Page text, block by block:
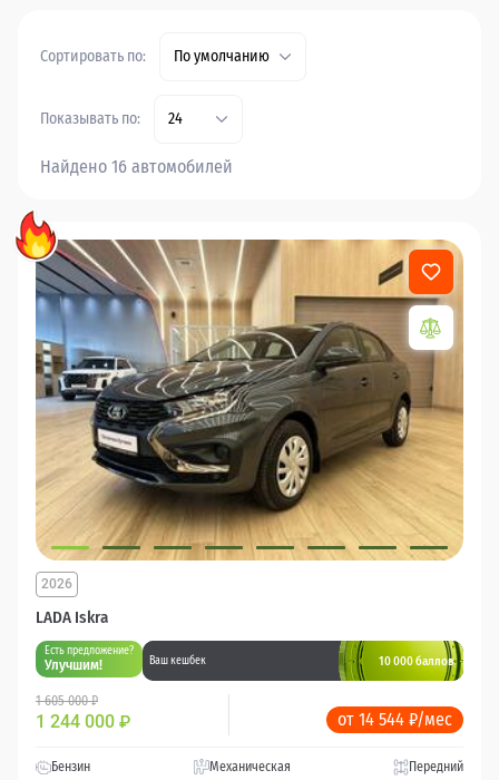
Сортировать по: По умолчанию
Показывать по: 24
Найдено 16 автомобилей
LADA Iskra
2026
Есть предложение?
Улучшим! Ваш кешбек 10 000 баллов
1 605 000 ₽
1 244 000 ₽ от 14 544 ₽/мес
Бензин Механическая Передний